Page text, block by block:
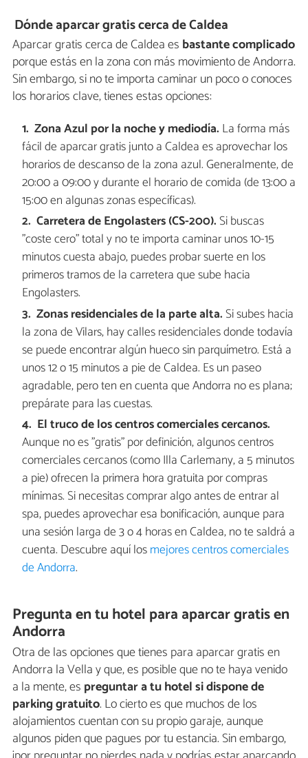
Dónde aparcar gratis cerca de Caldea
Aparcar gratis cerca de Caldea es bastante complicado
porque estás en la zona con más movimiento de Andorra.
Sin embargo, si no te importa caminar un poco o conoces
los horarios clave, tienes estas opciones:
Zona Azul por la noche y mediodía. La forma más
fácil de aparcar gratis junto a Caldea es aprovechar los
horarios de descanso de la zona azul. Generalmente, de
20:00 a 09:00 y durante el horario de comida (de 13:00 a
15:00 en algunas zonas específicas).
Carretera de Engolasters (CS-200).Si buscas
"coste cero" total y no te importa caminar unos 10-15
minutos cuesta abajo, puedes probar suerte en los
primeros tramos de la carretera que sube hacia
Engolasters.
Zonas residenciales de la parte alta.Si subes hacia
la zona de Vilars, hay calles residenciales donde todavía
se puede encontrar algún hueco sin parquímetro. Está a
unos 12 o 15 minutos a pie de Caldea. Es un paseo
agradable, pero ten en cuenta que Andorra no es plana;
prepárate para las cuestas.
El truco de los centros comerciales cercanos.
Aunque no es "gratis" por definición, algunos centros
comerciales cercanos (como Illa Carlemany, a 5 minutos
a pie) ofrecen la primera hora gratuita por compras
mínimas. Si necesitas comprar algo antes de entrar al
spa, puedes aprovechar esa bonificación, aunque para
una sesión larga de 3 o 4 horas en Caldea, no te saldrá a
cuenta. Descubre aquí losmejores centros comerciales
de Andorra.
Pregunta en tu hotel para aparcar gratis en
Andorra
Otra de las opciones que tienes para aparcar gratis en
Andorra la Vella y que, es posible que no te haya venido
a la mente, es preguntar a tu hotel si dispone de
parking gratuito. Lo cierto es que muchos de los
alojamientos cuentan con su propio garaje, aunque
algunos piden que pagues por tu estancia. Sin embargo,